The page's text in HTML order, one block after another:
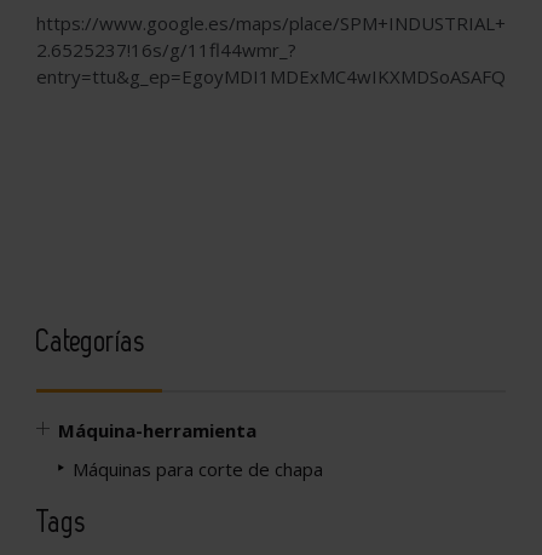
https://www.google.es/maps/place/
2.6525237!16s/g/11fl44wmr_?
Categorías
Máquina-herramienta
Máquinas para corte de chapa
Tags